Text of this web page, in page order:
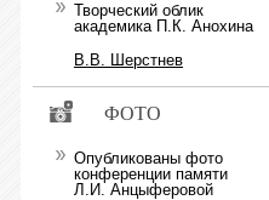
Творческий облик
академика П.К. Анохина
В.В. Шерстнев
ФОТО
Опубликованы фото
конференции памяти
Л.И. Анцыферовой